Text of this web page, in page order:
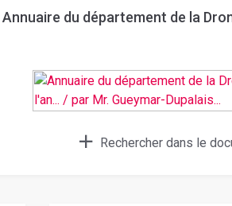
Annuaire du département de la
Rechercher dans le